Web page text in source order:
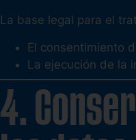
La base legal para el
El consentimiento
La ejecución de la
4.